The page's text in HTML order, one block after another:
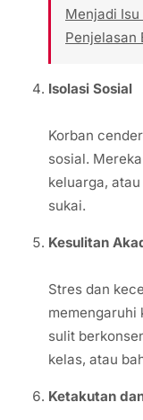
Menjadi
Penjelasan
Isolasi Sosial
Korban
sosial.
keluarga,
sukai.
Kesulitan
Stres dan
memengaruhi
sulit
kelas, atau
Ketakutan